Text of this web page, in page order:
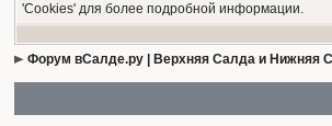
'Cookies' для более подробной информации.
Форум вСалде.ру | Верхняя Салда и Нижняя